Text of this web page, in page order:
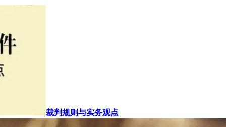
裁判规则与实务观点